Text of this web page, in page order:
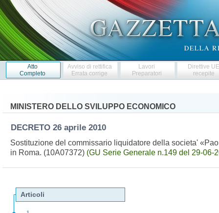
Atto
Completo
Avviso di rettifica
Errata corrige
Lavori
Preparatori
Direttive
recepite
MINISTERO DELLO SVILUPPO ECONOMICO
DECRETO 26 aprile 2010
Sostituzione del commissario liquidatore della societa'
in Roma. (10A07372) (GU Serie Generale n.149 del 29-06-